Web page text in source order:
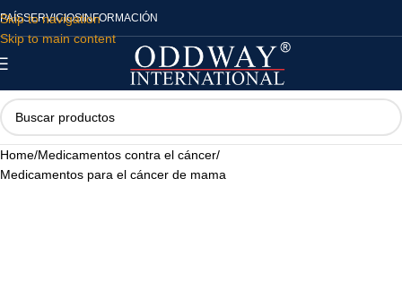
Skip to navigation
Skip to main content
PAÍSSERVICIOSINFORMACIÓN
Home/Medicamentos contra el cáncer/
Medicamentos para el cáncer de mama